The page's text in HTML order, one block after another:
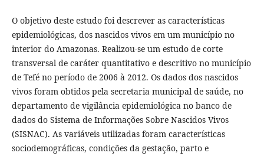
O objetivo deste estudo foi descrever as características
epidemiológicas, dos nascidos vivos em um município no
interior do Amazonas. Realizou-se um estudo de corte
transversal de caráter quantitativo e descritivo no município
de Tefé no período de 2006 à 2012. Os dados dos nascidos
vivos foram obtidos pela secretaria municipal de saúde, no
departamento de vigilância epidemiológica no banco de
dados do Sistema de Informações Sobre Nascidos Vivos
(SISNAC). As variáveis utilizadas foram características
sociodemográficas, condições da gestação, parto e